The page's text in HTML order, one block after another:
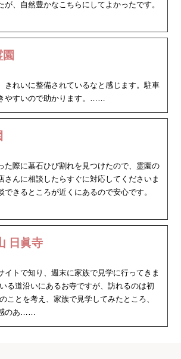
が、自然豊かなこちらにしてよかったです。
きれいに整備されているなと感じます。駐車
やすいので助かります。……
た際に墓石ひび割れを見つけたので、霊園の
さんに相談したらすぐに対応してくださいま
できるところが近くにあるので安心です。
日眞寺
イトで知り、週末に家族で見学に行ってきま
る道沿いにあるお寺ですが、訪れるのは初
ことを考え、家族で見学してみたところ、
のあ……